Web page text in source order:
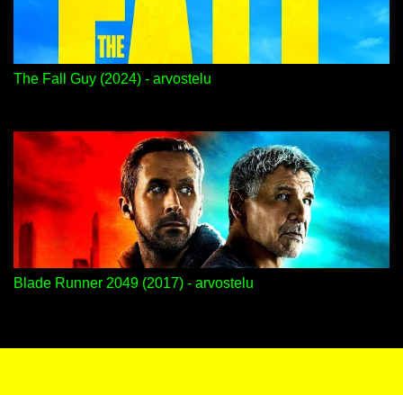
The Fall Guy (2024) - arvostelu
Blade Runner 2049 (2017) - arvostelu